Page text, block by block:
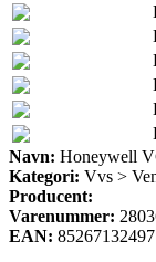
Navn: Honeywell
Kategori: Vvs >
Producent:
Varenummer:
EAN: 85267132497